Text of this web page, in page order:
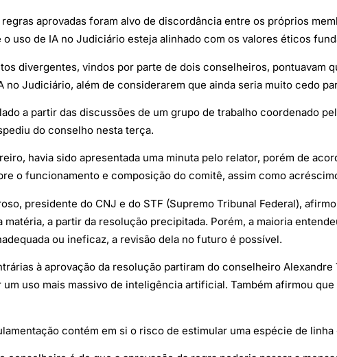
aprovadas foram alvo de discordância entre os próprios
o uso de IA no Judiciário esteja alinhado com os valores éticos
divergentes, vindos por parte de dois conselheiros, pontuavam
no Judiciário, além de considerarem que ainda seria muito cedo
a partir das discussões de um grupo de trabalho coordenado
do conselho nesta terça.
havia sido apresentada uma minuta pelo relator, porém de
o funcionamento e composição do comitê, assim como
presidente do CNJ e do STF (Supremo Tribunal Federal),
matéria, a partir da resolução precipitada. Porém, a maioria
ou ineficaz, a revisão dela no futuro é possível.
à aprovação da resolução partiram do conselheiro
uso mais massivo de inteligência artificial. Também afirmou
contém em si o risco de estimular uma espécie de